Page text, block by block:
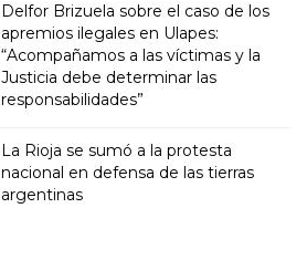
Delfor Brizuela sobre el caso de los
apremios ilegales en Ulapes:
“Acompañamos a las víctimas y la
Justicia debe determinar las
responsabilidades”
La Rioja se sumó a la protesta
nacional en defensa de las tierras
argentinas